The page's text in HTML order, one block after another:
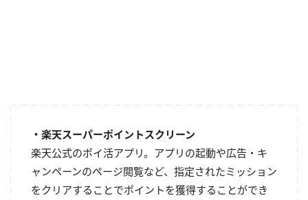
・楽天スーパーポイントスクリーン
楽天公式のポイ活アプリ。アプリの起動や広告・キ
ャンペーンのページ閲覧など、指定されたミッション
をクリアすることでポイントを獲得することができ